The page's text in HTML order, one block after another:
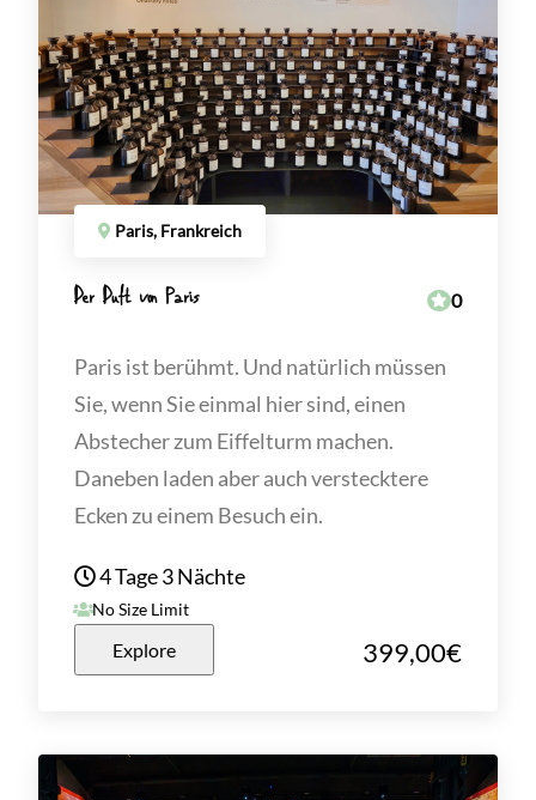
Paris, Frankreich
Der Duft von Paris 0
Paris ist berühmt. Und natürlich müssen
Sie, wenn Sie einmal hier sind, einen
Abstecher zum Eiffelturm machen.
Daneben laden aber auch verstecktere
Ecken zu einem Besuch ein.
4 Tage 3 Nächte
No Size Limit
Explore 399,00€